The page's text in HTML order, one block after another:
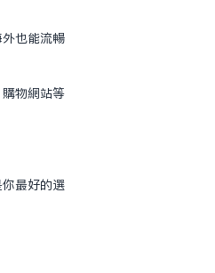
也能流畅
物网站等
最好的选